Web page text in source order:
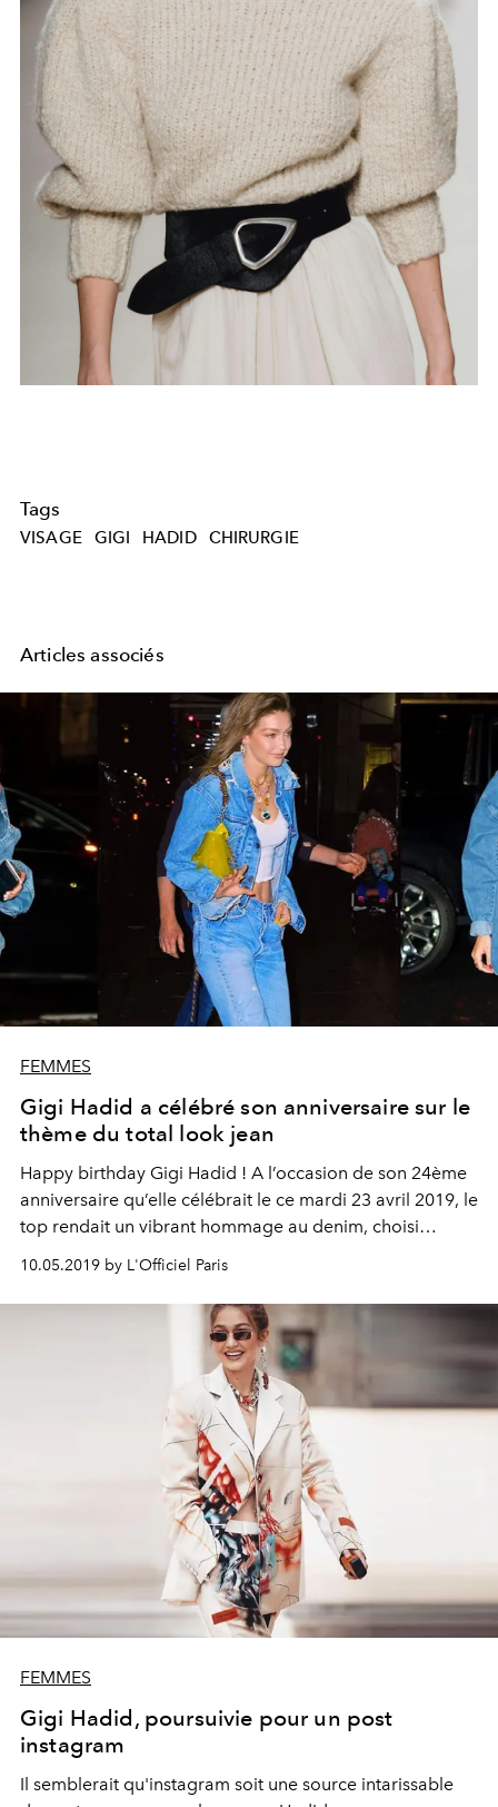
Tags
VISAGE GIGI HADID CHIRURGIE
Articles associés
FEMMES
Gigi Hadid a célébré son anniversaire sur le
thème du total look jean
Happy birthday Gigi Hadid ! A l’occasion de son 24ème
anniversaire qu’elle célébrait le ce mardi 23 avril 2019, le
top rendait un vibrant hommage au denim, choisi
pour le porter en total look en 2019 repérées chez les
invités.
10.05.2019 by L'Officiel Paris
FEMMES
Gigi Hadid, poursuivie pour un post
instagram
Il semblerait qu'instagram soit une source intarissable